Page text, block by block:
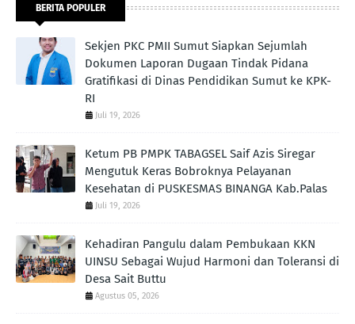
BERITA POPULER
Sekjen PKC PMII Sumut Siapkan Sejumlah
Dokumen Laporan Dugaan Tindak Pidana
Gratifikasi di Dinas Pendidikan Sumut ke KPK-
RI
Juli 19, 2026
Ketum PB PMPK TABAGSEL Saif Azis Siregar
Mengutuk Keras Bobroknya Pelayanan
Kesehatan di PUSKESMAS BINANGA Kab.Palas
Juli 19, 2026
Kehadiran Pangulu dalam Pembukaan KKN
UINSU Sebagai Wujud Harmoni dan Toleransi di
Desa Sait Buttu
Agustus 05, 2026